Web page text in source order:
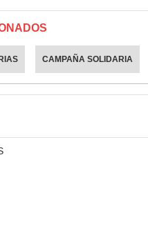
CAMPAÑA SOLIDARIA